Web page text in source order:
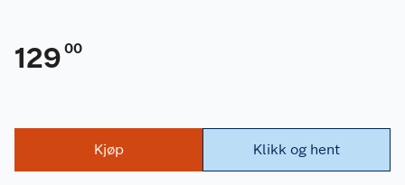
129 00
Kjøp Klikk og hent